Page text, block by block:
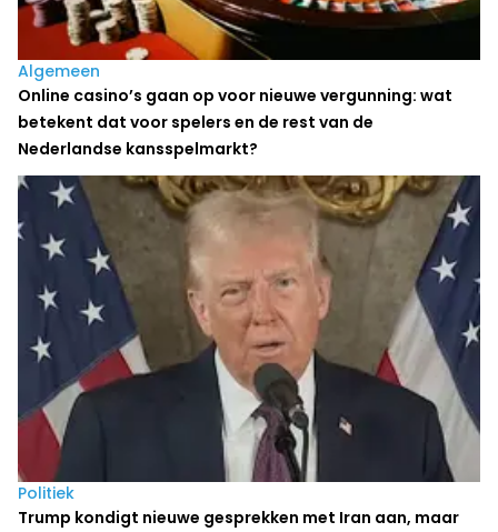
Algemeen
Online casino’s gaan op voor nieuwe vergunning: wat
betekent dat voor spelers en de rest van de
Nederlandse kansspelmarkt?
Politiek
Trump kondigt nieuwe gesprekken met Iran aan, maar